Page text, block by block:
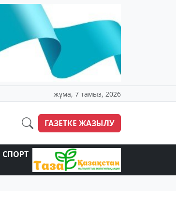
жұма, 7 тамыз, 2026
ГАЗЕТКЕ ЖАЗЫЛУ
СПОРТ